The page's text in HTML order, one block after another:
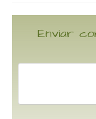
Enviar